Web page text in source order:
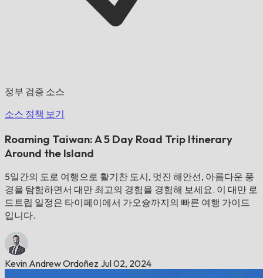
정부 검증 소스
소스 정책 보기
Roaming Taiwan: A 5 Day Road Trip Itinerary
Around the Island
5일간의 도로 여행으로 활기찬 도시, 멋진 해안선, 아름다운 풍
경을 탐험하면서 대만 최고의 경험을 경험해 보세요. 이 대만 로
드트립 일정은 타이페이에서 가오슝까지의 빠른 여행 가이드
입니다.
Kevin Andrew Ordoñez Jul 02, 2024